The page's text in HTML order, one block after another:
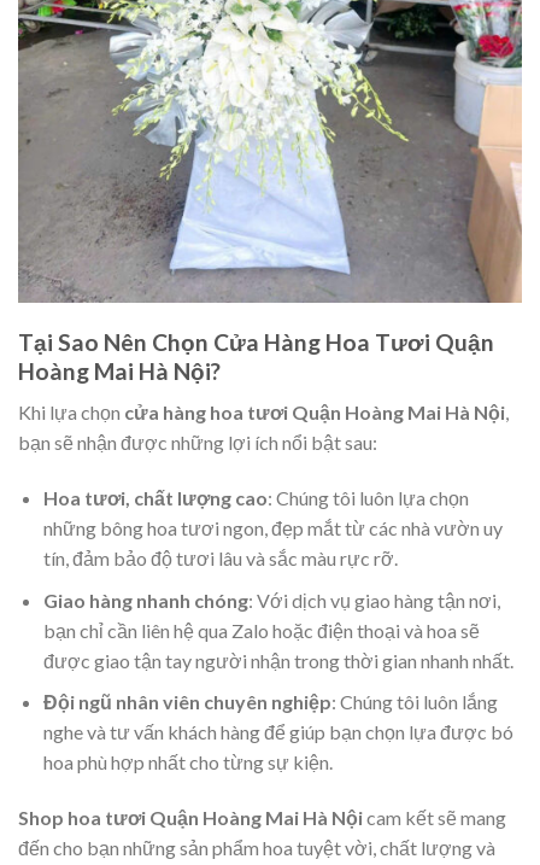
Tại Sao Nên Chọn Cửa Hàng Hoa Tươi Quận
Hoàng Mai Hà Nội?
Khi lựa chọn cửa hàng hoa tươi Quận Hoàng Mai Hà Nội,
bạn sẽ nhận được những lợi ích nổi bật sau:
Hoa tươi, chất lượng cao: Chúng tôi luôn lựa chọn
những bông hoa tươi ngon, đẹp mắt từ các nhà vườn uy
tín, đảm bảo độ tươi lâu và sắc màu rực rỡ.
Giao hàng nhanh chóng: Với dịch vụ giao hàng tận nơi,
bạn chỉ cần liên hệ qua Zalo hoặc điện thoại và hoa sẽ
được giao tận tay người nhận trong thời gian nhanh nhất.
Đội ngũ nhân viên chuyên nghiệp: Chúng tôi luôn lắng
nghe và tư vấn khách hàng để giúp bạn chọn lựa được bó
hoa phù hợp nhất cho từng sự kiện.
Shop hoa tươi Quận Hoàng Mai Hà Nộicam kết sẽ mang
đến cho bạn những sản phẩm hoa tuyệt vời, chất lượng và